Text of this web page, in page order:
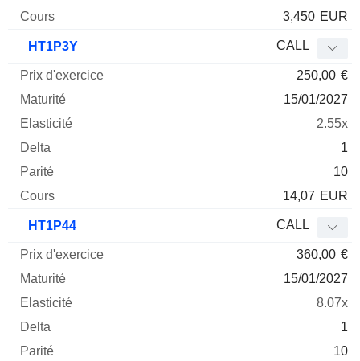
3,450 EUR
HT1P3Y CALL
250,00 €
15/01/2027
2.55x
1
10
14,07 EUR
HT1P44 CALL
360,00 €
15/01/2027
8.07x
1
10